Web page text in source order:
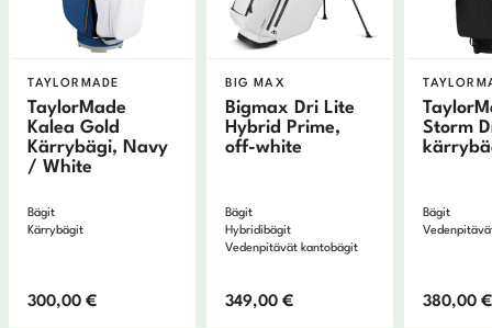
TAYLORMADE
TaylorMade
Kalea Gold
Kärrybägi, Navy
/ White
Bägit
Kärrybägit
300,00€
BIG MAX
Bigmax Dri Lite
Hybrid Prime,
off-white
Bägit
Hybridibägit
Vedenpitävät kantobägit
349,00€
Storm
Bägit
380,00€